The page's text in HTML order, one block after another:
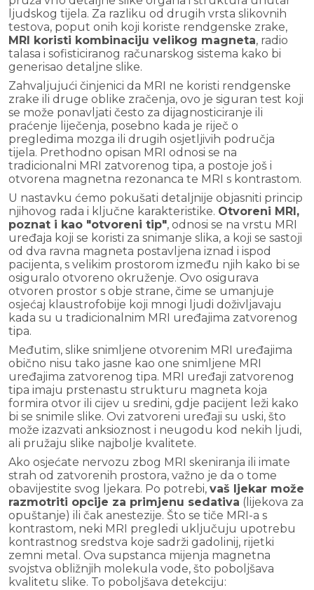
ljudskog tijela. Za razliku od drugih vrsta slikovnih
testova, poput onih koji koriste rendgenske zrake,
MRI koristi kombinaciju velikog magneta, radio
talasa i sofisticiranog računarskog sistema kako bi
generisao detaljne slike.
Zahvaljujući činjenici da MRI ne koristi rendgenske
zrake ili druge oblike zračenja, ovo je siguran test koji
se može ponavljati često za dijagnosticiranje ili
praćenje liječenja, posebno kada je riječ o
pregledima mozga ili drugih osjetljivih područja
tijela. Prethodno opisan MRI odnosi se na
tradicionalni MRI zatvorenog tipa, a postoje još i
otvorena magnetna rezonanca te MRI s kontrastom.
U nastavku ćemo pokušati detaljnije objasniti princip
njihovog rada i ključne karakteristike. Otvoreni MRI,
poznat i kao "otvoreni tip", odnosi se na vrstu MRI
uređaja koji se koristi za snimanje slika, a koji se sastoji
od dva ravna magneta postavljena iznad i ispod
pacijenta, s velikim prostorom između njih kako bi se
osiguralo otvoreno okruženje. Ovo osigurava
otvoren prostor s obje strane, čime se umanjuje
osjećaj klaustrofobije koji mnogi ljudi doživljavaju
kada su u tradicionalnim MRI uređajima zatvorenog
tipa.
Međutim, slike snimljene otvorenim MRI uređajima
obično nisu tako jasne kao one snimljene MRI
uređajima zatvorenog tipa. MRI uređaji zatvorenog
tipa imaju prstenastu strukturu magneta koja
formira otvor ili cijev u sredini, gdje pacijent leži kako
bi se snimile slike. Ovi zatvoreni uređaji su uski, što
može izazvati anksioznost i neugodu kod nekih ljudi,
ali pružaju slike najbolje kvalitete.
Ako osjećate nervozu zbog MRI skeniranja ili imate
strah od zatvorenih prostora, važno je da o tome
obavijestite svog ljekara. Po potrebi, vaš ljekar može
razmotriti opcije za primjenu sedativa (lijekova za
opuštanje) ili čak anestezije. Što se tiče MRI-a s
kontrastom, neki MRI pregledi uključuju upotrebu
kontrastnog sredstva koje sadrži gadolinij, rijetki
zemni metal. Ova supstanca mijenja magnetna
svojstva obližnjih molekula vode, što poboljšava
kvalitetu slike. To poboljšava detekciju: